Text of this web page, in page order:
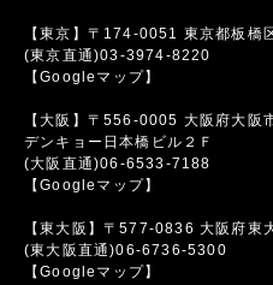
【東京】〒174-0051 東京都板
(東京直通)03-3974-8220
【Googleマップ】
【大阪】〒556-0005 大阪府大
デンキョー日本橋ビル２Ｆ
(大阪直通)06-6533-7188
【Googleマップ】
【東大阪】〒577-0836 大阪府
(東大阪直通)06-6736-5300
【Googleマップ】